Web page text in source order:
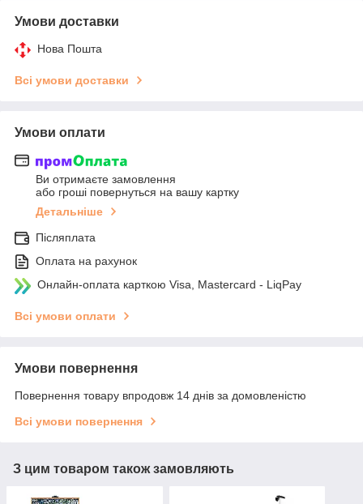
Умови доставки
Нова Пошта
Всі умови доставки
Умови оплати
Ви отримаєте замовлення
або гроші повернуться на вашу картку
Детальніше
Післяплата
Оплата на рахунок
Онлайн-оплата карткою Visa, Mastercard - LiqPay
Всі умови оплати
Умови повернення
Повернення товару впродовж 14 днів за домовленістю
Всі умови повернення
З цим товаром також замовляють